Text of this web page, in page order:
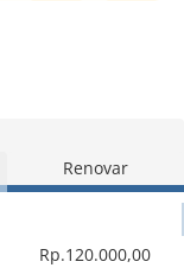
Renovar
Rp.120.000,00